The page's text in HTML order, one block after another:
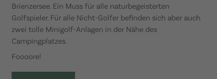
Brienzersee. Ein Muss für alle naturbegeisterten
Golfspieler. Für alle Nicht-Golfer befinden sich aber auch
zwei tolle Minigolf-Anlagen in der Nähe des
Campingplatzes.
Foooore!